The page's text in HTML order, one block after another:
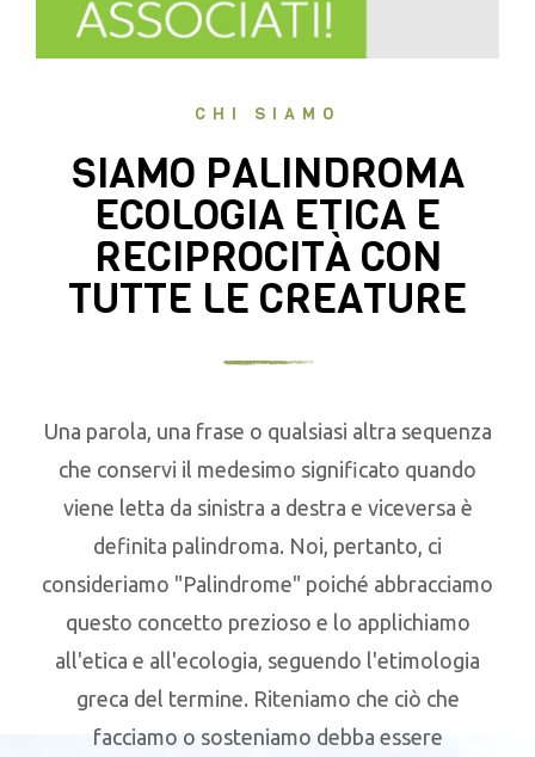
CHI SIAMO
SIAMO PALINDROMA
ECOLOGIA ETICA E
RECIPROCITÀ CON
TUTTE LE CREATURE
Una parola, una frase o qualsiasi altra sequenza
che conservi il medesimo significato quando
viene letta da sinistra a destra e viceversa è
definita palindroma. Noi, pertanto, ci
consideriamo "Palindrome" poiché abbracciamo
questo concetto prezioso e lo applichiamo
all'etica e all'ecologia, seguendo l'etimologia
greca del termine. Riteniamo che ciò che
facciamo o sosteniamo debba essere